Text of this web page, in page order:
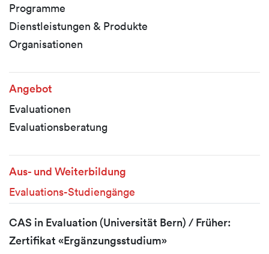
Programme
Dienstleistungen & Produkte
Organisationen
Angebot
Evaluationen
Evaluationsberatung
Aus- und Weiterbildung
Evaluations-Studiengänge
CAS in Evaluation (Universität Bern) / Früher:
Zertifikat «Ergänzungsstudium»